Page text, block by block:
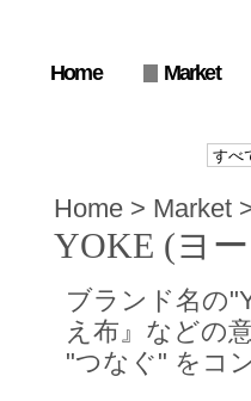
Home Market
Home > Market
YOKE (ヨ
ブランド名の
え布』などの
"つなぐ" をコ